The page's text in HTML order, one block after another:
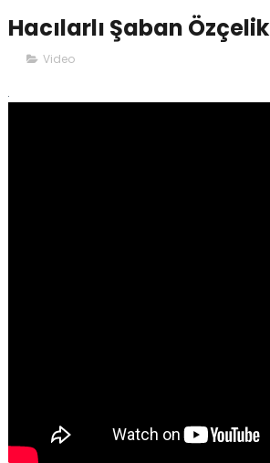
Hacılarlı Şaban Özçelik
Video